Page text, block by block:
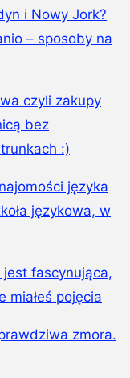
i Nowy Jork?
– sposoby na
czyli zakupy
bez
:)
języka
językowa, w
fascynująca,
miałeś pojęcia
zmora.